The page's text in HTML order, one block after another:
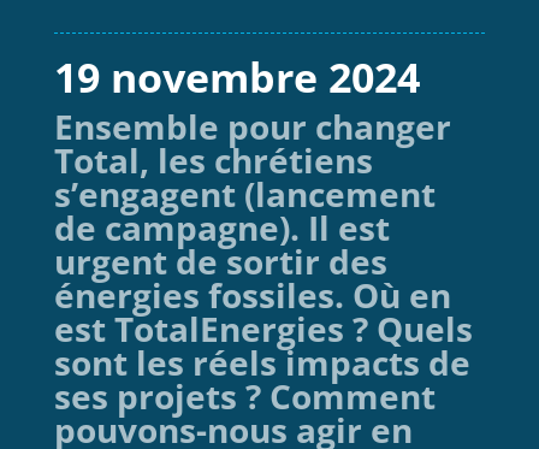
19 novembre 2024
Ensemble pour changer
Total, les chrétiens
s’engagent (lancement
de campagne). Il est
urgent de sortir des
énergies fossiles. Où en
est TotalEnergies ? Quels
sont les réels impacts de
ses projets ? Comment
pouvons-nous agir en